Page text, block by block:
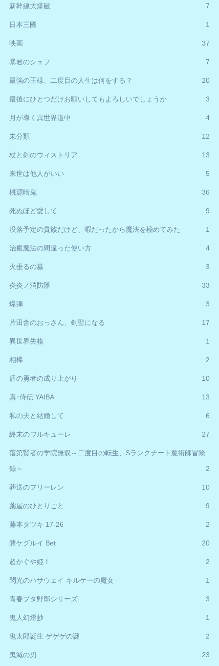
新幹線大爆破 7
日本三國 1
映画 37
暴君のシェフ 7
最強の王様、二度目の人生は何をする？ 20
最後にひとつだけお願いしてもよろしいでしょうか 3
月が導く異世界道中 4
未分類 12
杖と剣のウィストリア 13
来世は他人がいい 5
桃源暗鬼 36
死ぬほど愛して 9
没落予定の貴族だけど、暇だったから魔法を極めてみた 1
治癒魔法の間違った使い方 4
火垂るの墓 3
炎炎ノ消防隊 33
爆弾 3
片田舎のおっさん、剣聖になる 17
異世界失格 1
相棒 2
盾の勇者の成り上がり 10
真･侍伝 YAIBA 13
私の夫と結婚して 6
終末のワルキューレ 27
落第賢者の学院無双～二度目の転生、Sランクチート魔術師冒険
録～
2
葬送のフリーレン 10
薬屋のひとりごと 9
藤本タツキ 17-26 2
賭ケグルイ Bet 20
超かぐや姫！ 2
閃光のハサウェイ キルケーの魔女 1
青春ブタ野郎シリーズ 3
鬼人幻燈抄 1
鬼太郎誕生 ゲゲゲの謎 2
鬼滅の刃 23